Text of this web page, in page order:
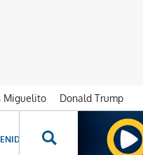
Miguelito Donald Trump
ESPECIALES NOVELAS